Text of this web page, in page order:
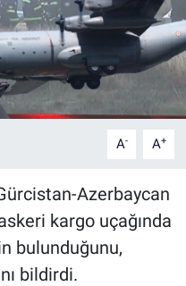
A- A+
Azerbaycan
kargo uçağında
bulunduğunu,
bildirdi.